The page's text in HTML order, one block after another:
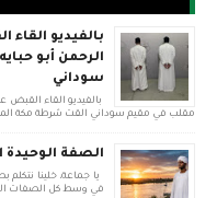
بالفيديو
الرحمن أبو
سوداني
بالفيديو القاء القبض
مقلب في مقيم سوداني القت شرطة مكة
الصفة الوحيدة
يا جماعة، خلينا
في وسط كل الصفات